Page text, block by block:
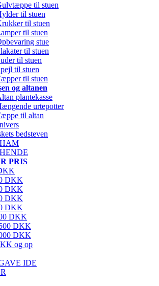
til stuen
til stuen
til stuen
til stuen
stue
til stuen
til stuen
til stuen
til stuen
og altanen
plantekasse
urtepotter
til altan
bedsteven
PRIS
DKK
DKK
DKK
DKK
DKK
DKK
DKK
og op
IDE